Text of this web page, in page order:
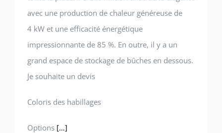
avec une production de chaleur généreuse de
4 kW et une efficacité énergétique
impressionnante de 85 %. En outre, il y a un
grand espace de stockage de bûches en dessous.
Je souhaite un devis
Coloris des habillages
Options […]